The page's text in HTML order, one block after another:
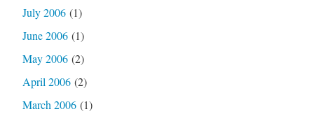
July 2006(1)
June 2006(1)
May 2006(2)
April 2006(2)
March 2006(1)